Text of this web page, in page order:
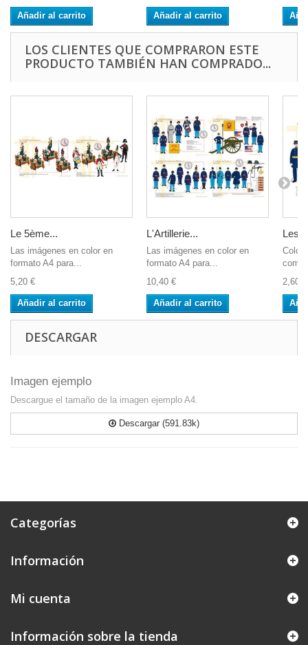
Añadir al carrito Añadir al carrito
LOS CLIENTES QUE COMPRARON ESTE
PRODUCTO TAMBIÉN HAN COMPRADO...
Le 5ème...
Las imágenes en color en
formato A4 para...
5,20 €
Añadir al carrito
L'Artillerie...
Las imágenes en color en
formato A4 para...
10,40 €
Añadir al carrito
Les
Color
2,60 €
DESCARGAR
Imagen ejemplo
Descargue el tamaño de la imagen ejemplo A4.
Descargar (591.83k)
Categorías
Información
Mi cuenta
Información sobre la tienda